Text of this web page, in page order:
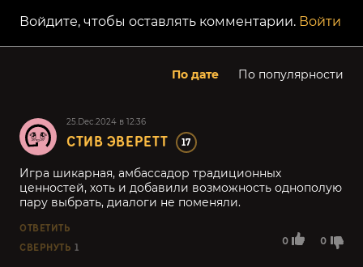
Войдите, чтобы оставлять комментарии. Войти
По дате По популярности
25.Dec.2024 в 12:36
СТИВ ЭВЕРЕТТ 17
0 0
Игра шикарная, амбассадор традиционных
ценностей, хоть и добавили возможность однополую
пару выбрать, диалоги не поменяли.
ОТВЕТИТЬ
СВЕРНУТЬ 1